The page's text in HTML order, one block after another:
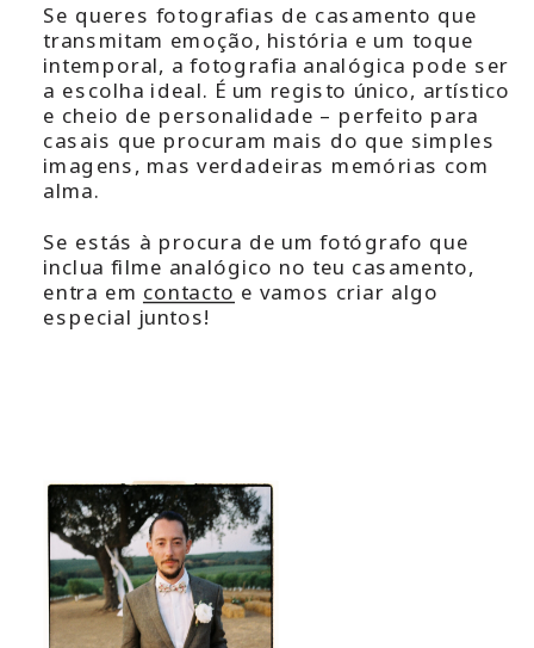
Se queres fotografias de casamento que
transmitam emoção, história e um toque
intemporal, a fotografia analógica pode ser
a escolha ideal. É um registo único, artístico
e cheio de personalidade – perfeito para
casais que procuram mais do que simples
imagens, mas verdadeiras memórias com
alma.
Se estás à procura de um fotógrafo que
inclua filme analógico no teu casamento,
entra em contacto e vamos criar algo
especial juntos!